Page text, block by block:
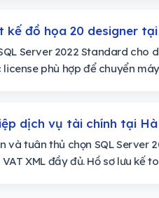
kế đồ họa 20 designer tại
Server 2022 Standard cho
license phù hợp để chuyển
dịch vụ tài chính tại
và tuân thủ chọn SQL Server
XML đầy đủ. Hồ sơ lưu kế